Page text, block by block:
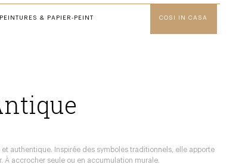
PEINTURES & PAPIER-PEINT COSI IN CASA
authentique. Inspirée des symboles traditionnels, elle apporte
À accrocher seule ou en accumulation murale.